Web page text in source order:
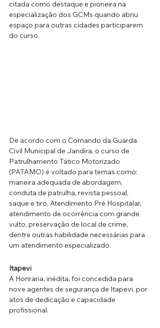
citada como destaque e pioneira na
especialização dos GCMs quando abriu
espaço para outras cidades participarem
do curso.
De acordo com o Comando da Guarda
Civil Municipal de Jandira, o curso de
Patrulhamento Tático Motorizado
(PATAMO) é voltado para temas como:
maneira adequada de abordagem,
conduta de patrulha, revista pessoal,
saque e tiro, Atendimento Pré Hospitalar,
atendimento de ocorrência com grande
vulto, preservação de local de crime,
dentre outras habilidade necessárias para
um atendimento especializado.
Itapevi
A Honraria, inédita, foi concedida para
nove agentes de segurança de Itapevi, por
atos de dedicação e capacidade
profissional.